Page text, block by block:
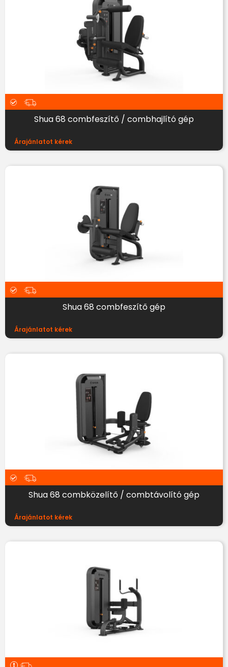
Shua 68 combfeszítő / combhajlító gép
Árajánlatot kérek
Shua 68 combfeszítő gép
Árajánlatot kérek
Shua 68 combközelítő / combtávolító gép
Árajánlatot kérek